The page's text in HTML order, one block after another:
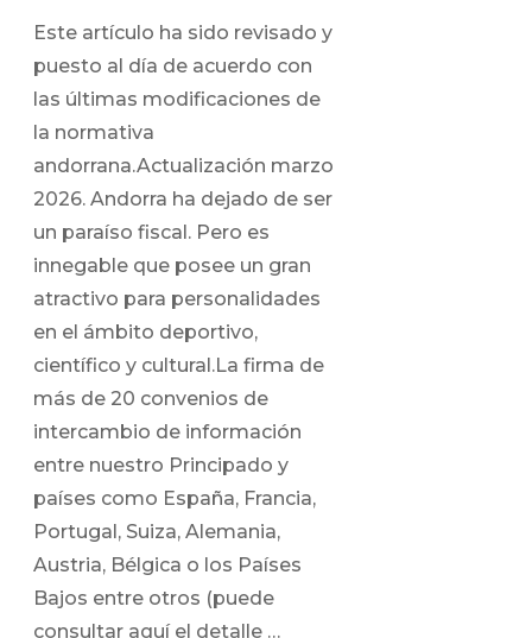
Este artículo ha sido revisado y
puesto al día de acuerdo con
las últimas modificaciones de
la normativa
andorrana.Actualización marzo
2026. Andorra ha dejado de ser
un paraíso fiscal. Pero es
innegable que posee un gran
atractivo para personalidades
en el ámbito deportivo,
científico y cultural.La firma de
más de 20 convenios de
intercambio de información
entre nuestro Principado y
países como España, Francia,
Portugal, Suiza, Alemania,
Austria, Bélgica o los Países
Bajos entre otros (puede
consultar aquí el detalle …